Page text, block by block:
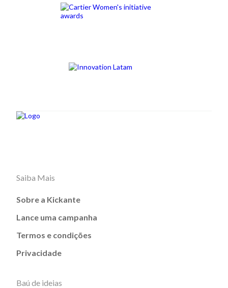
Saiba Mais
Sobre a Kickante
Lance uma campanha
Termos e condições
Privacidade
Baú de ideias